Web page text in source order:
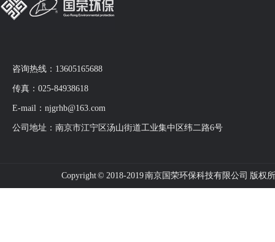
咨询热线：13605165688
传真：025-84938618
E-mail：njgrhb@163.com
公司地址：南京市江宁区汤山街道工业集中区纬二路6号
Copyright © 2018-2019 南京国荣环保科技有限公司 版权